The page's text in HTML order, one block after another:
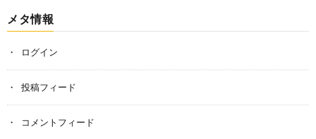
メタ情報
ログイン
投稿フィード
コメントフィード